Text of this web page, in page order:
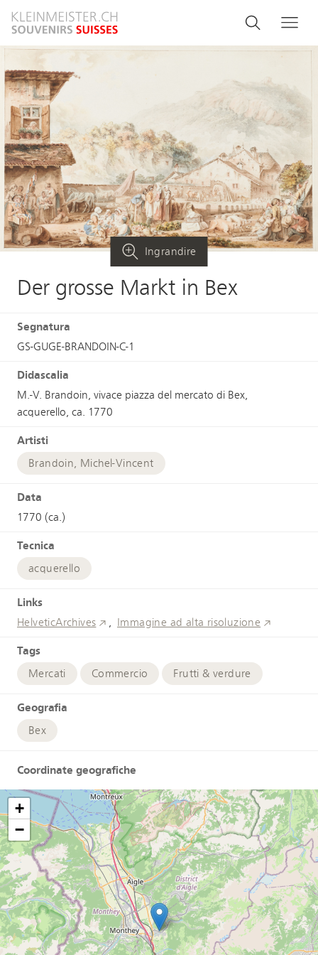
Search
and
Cerca
Ingrandire
Der grosse Markt in Bex
Segnatura
GS-GUGE-BRANDOIN-C-1
Didascalia
M.-V. Brandoin, vivace piazza del mercato di Bex,
acquerello, ca. 1770
Artisti
Brandoin, Michel-Vincent
Data
1770 (ca.)
Tecnica
acquerello
Links
HelveticArchives Immagine ad alta risoluzione
Tags
Mercati Commercio Frutti & verdure
Geografia
Bex
Coordinate geografiche
+
−